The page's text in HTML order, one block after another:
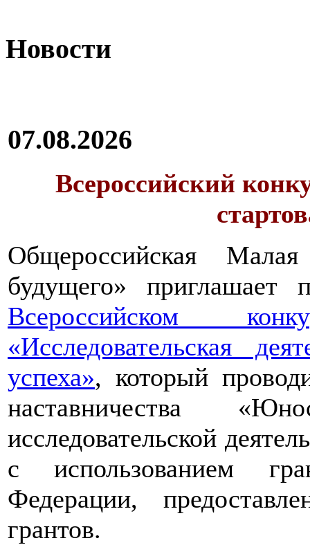
Новости
07.08.2026
Всероссийский
Общероссийская
будущего» приглашает
Всероссийском
«Исследовательская
успеха», который
наставничества
исследовательской
с использованием
Федерации,
грантов.